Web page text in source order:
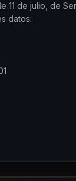
11 de julio, de
datos: